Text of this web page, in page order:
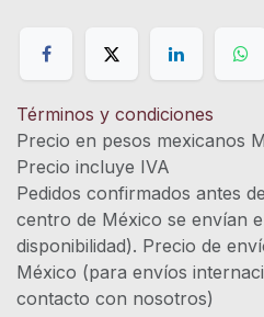
Términos y condiciones
Precio en pesos mexicanos
Precio
Pedidos confirmados antes
centro de México se envían
disponibilidad). Precio de
México (para envíos
contacto con nosotros)